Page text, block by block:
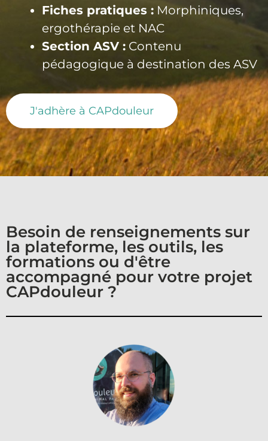
Fiches pratiques : Morphiniques,
ergothérapie et NAC
Section ASV : Contenu
pédagogique à destination des ASV
J'adhère à CAPdouleur
Besoin de renseignements sur
la plateforme, les outils, les
formations ou d'être
accompagné pour votre projet
CAPdouleur ?